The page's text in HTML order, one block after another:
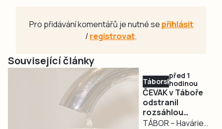
Pro přidávání komentářů je nutné se přihlásit
/registrovat.
Související články
Táborsko
před 1
hodinou
ČEVAK v Táboře
odstranil
rozsáhlou
havárii a v půl
TÁBOR – Havárie